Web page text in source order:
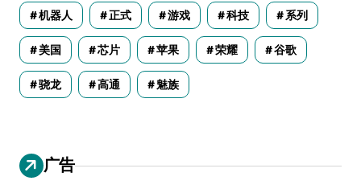
机器人 正式 游戏 科技 系列
美国 芯片 苹果 荣耀 谷歌
骁龙 高通 魅族
广告